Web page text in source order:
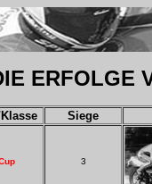
ERFOLGE
Siege
3